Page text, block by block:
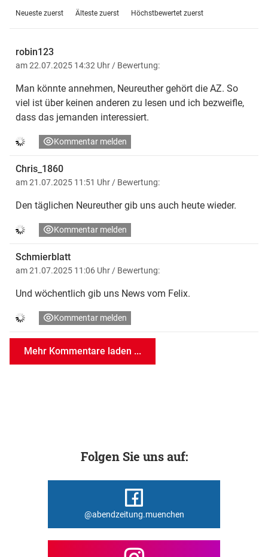
Neueste zuerst Älteste zuerst Höchstbewertet zuerst
robin123
am 22.07.2025 14:32 Uhr / Bewertung:
Man könnte annehmen, Neureuther gehört die AZ. So
viel ist über keinen anderen zu lesen und ich bezweifle,
dass das jemanden interessiert.
Kommentar melden
Chris_1860
am 21.07.2025 11:51 Uhr / Bewertung:
Den täglichen Neureuther gib uns auch heute wieder.
Kommentar melden
Schmierblatt
am 21.07.2025 11:06 Uhr / Bewertung:
Und wöchentlich gib uns News vom Felix.
Kommentar melden
Mehr Kommentare laden ...
Folgen Sie uns auf:
@abendzeitung.muenchen